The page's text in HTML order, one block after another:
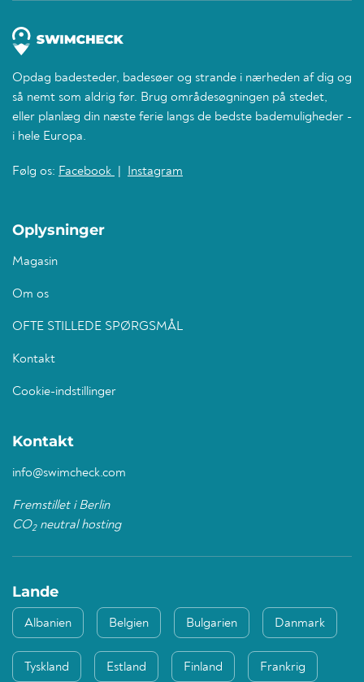
Opdag badesteder, badesøer og strande i nærheden af dig og
så nemt som aldrig før. Brug områdesøgningen på stedet,
eller planlæg din næste ferie langs de bedste bademuligheder -
i hele Europa.
Følg os: Facebook Instagram
Oplysninger
Magasin
Om os
OFTE STILLEDE SPØRGSMÅL
Kontakt
Cookie-indstillinger
Kontakt
info@swimcheck.com
Fremstillet i Berlin
CO2neutral hosting
Lande
Albanien Belgien Bulgarien Danmark
Tyskland Estland Finland Frankrig